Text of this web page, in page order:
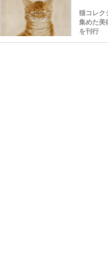
猫コレク
集めた美
を刊行